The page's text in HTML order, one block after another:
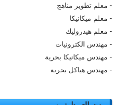
- معلم تطوير مناهج
- معلم ميكانيكا
- معلم هيدروليك
- مهندس الكترونيات
- مهندس ميكانيكا بحرية
- مهندس هياكل بحرية